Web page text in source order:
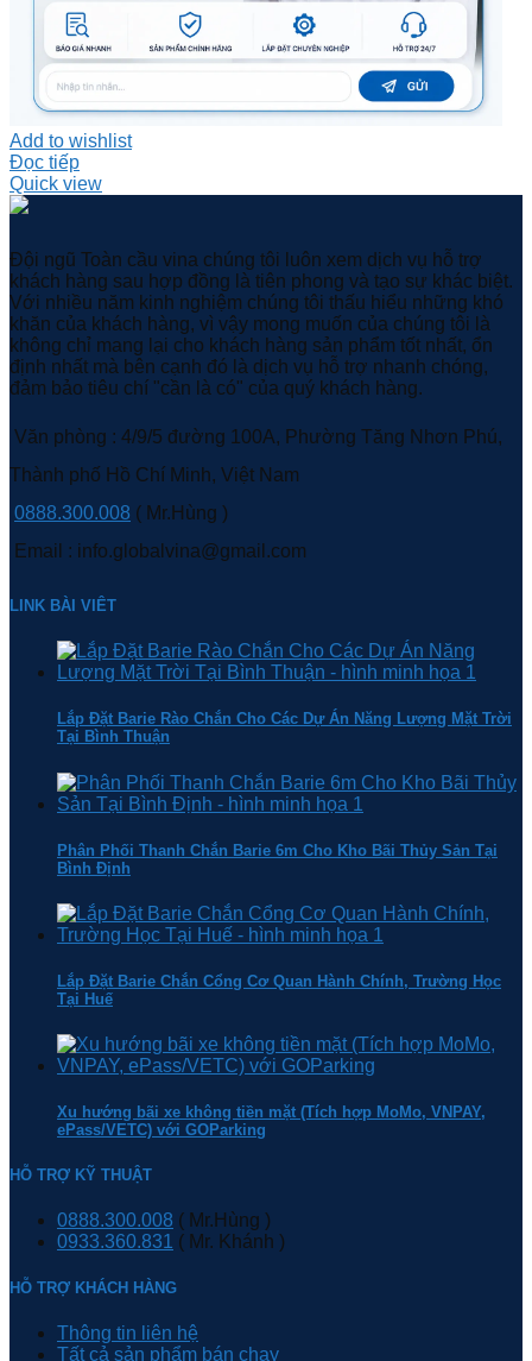
Add to wishlist
Đọc tiếp
Quick view
Đội ngũ Toàn cầu vina chúng tôi luôn xem dịch vụ hỗ trợ
khách hàng sau hợp đồng là tiên phong và tạo sự khác biệt.
Với nhiều năm kinh nghiệm chúng tôi thấu hiểu những khó
khăn của khách hàng, vì vậy mong muốn của chúng tôi là
không chỉ mang lại cho khách hàng sản phẩm tốt nhất, ổn
định nhất mà bên cạnh đó là dịch vụ hỗ trợ nhanh chóng,
đảm bảo tiêu chí "cần là có" của quý khách hàng.
Văn phòng : 4/9/5 đường 100A, Phường Tăng Nhơn Phú,
Thành phố Hồ Chí Minh, Việt Nam
0888.300.008 ( Mr.Hùng )
Email : info.globalvina@gmail.com
LINK BÀI VIÊT
Lắp Đặt Barie Rào Chắn Cho Các Dự Án Năng Lượng Mặt Trời
Tại Bình Thuận
Phân Phối Thanh Chắn Barie 6m Cho Kho Bãi Thủy Sản Tại
Bình Định
Lắp Đặt Barie Chắn Cổng Cơ Quan Hành Chính, Trường Học
Tại Huế
Xu hướng bãi xe không tiền mặt (Tích hợp MoMo, VNPAY,
ePass/VETC) với GOParking
HỖ TRỢ KỸ THUẬT
0888.300.008 ( Mr.Hùng )
0933.360.831 ( Mr. Khánh )
HỖ TRỢ KHÁCH HÀNG
Thông tin liên hệ
Tất cả sản phẩm bán chạy